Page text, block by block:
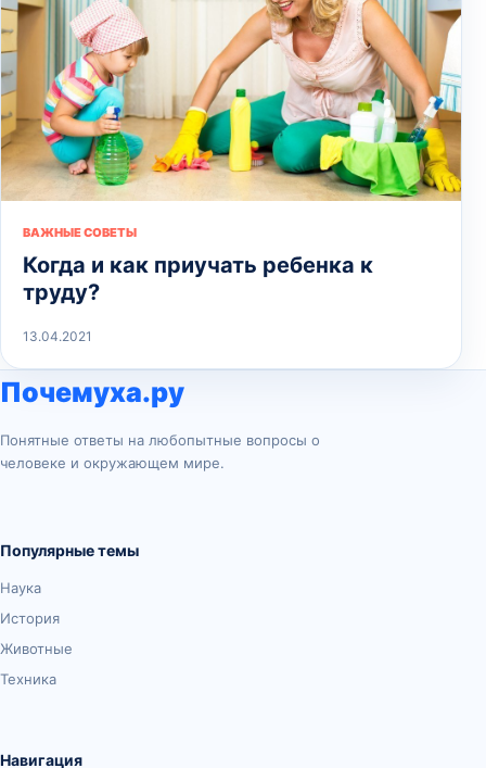
ВАЖНЫЕ СОВЕТЫ
Когда и как приучать ребенка к
труду?
13.04.2021
Почемуха.ру
Понятные ответы на любопытные вопросы о
человеке и окружающем мире.
Популярные темы
Наука
История
Животные
Техника
Навигация